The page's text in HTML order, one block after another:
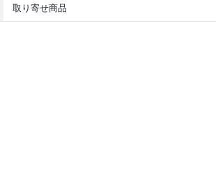
取り寄せ商品